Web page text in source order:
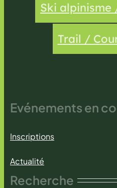
Ski alpinisme
Trail /
Evénements en
Inscriptions
Actualité
Recherche